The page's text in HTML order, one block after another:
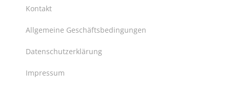
Kontakt
Allgemeine Geschäftsbedingungen
Datenschutzerklärung
Impressum